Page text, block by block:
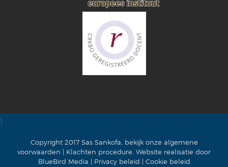
1
Copyright 2017 Sas Sankofa, bekijk onze algemene
voorwaarden | Klachten procedure . Website realisatie door
BlueBird Media | Privacy beleid | Cookie beleid